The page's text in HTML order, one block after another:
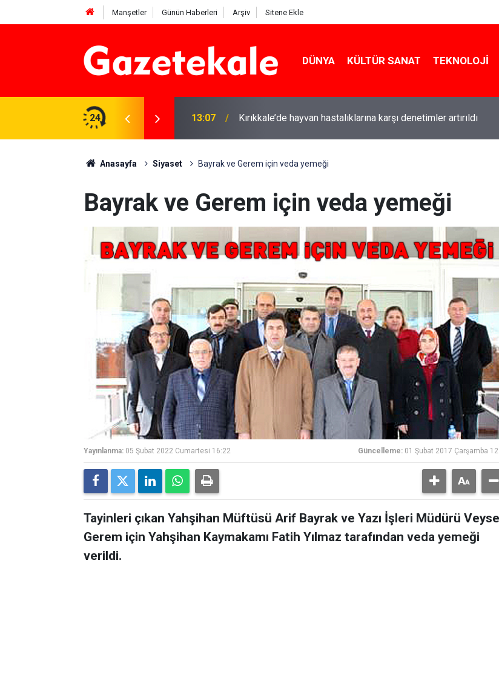
Manşetler Günün Haberleri Arşiv Sitene Ekle
DÜNYA KÜLTÜR SANAT TEKNOLOJI
24
yasasına sert eleştiri 13:07 Kırıkkale’de hayvan hastalıklarına karşı denetimler artırıldı
Anasayfa Siyaset Bayrak ve Gerem için veda yemeği
Bayrak ve Gerem için veda yemeği
Yayınlanma: 05 Şubat 2022 Cumartesi 16:22 Güncelleme: 01 Şubat 2017 Çarşamba
Tayinleri çıkan Yahşihan Müftüsü Arif Bayrak ve Yazı İşleri Müdürü
Gerem için Yahşihan Kaymakamı Fatih Yılmaz tarafından veda yemeği
verildi.